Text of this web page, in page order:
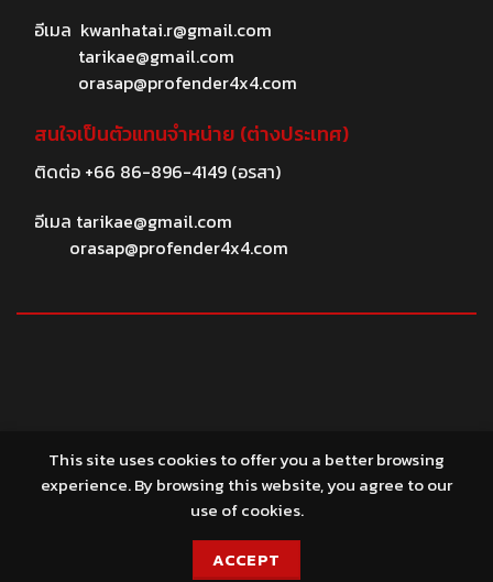
อีเมล kwanhatai.r@gmail.com
tarikae@gmail.com
orasap@profender4x4.com
สนใจเป็นตัวแทนจำหน่าย (ต่างประเทศ)
ติดต่อ +66 86-896-4149(อรสา)
อีเมล tarikae@gmail.com
orasap@profender4x4.com
This site uses cookies to offer you a better browsing
experience. By browsing this website, you agree to our
use of cookies.
ACCEPT